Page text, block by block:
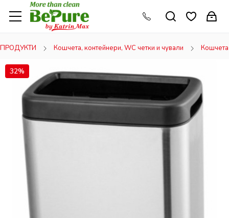
ПРОДУКТИ Кошчета, контейнери, WC четки и чували Кошчета
32%